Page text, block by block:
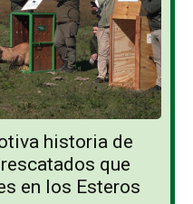
historia de
que
en los Esteros